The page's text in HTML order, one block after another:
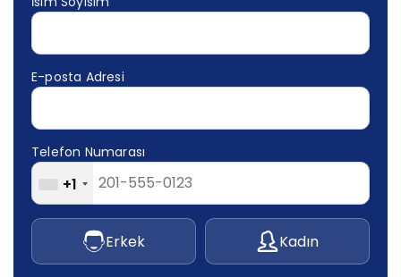
E-posta Adresi
Telefon Numarası
+1
Erkek Kadın